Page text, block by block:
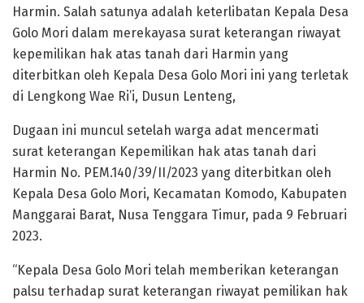
Harmin. Salah satunya adalah keterlibatan Kepala Desa
Golo Mori dalam merekayasa surat keterangan riwayat
kepemilikan hak atas tanah dari Harmin yang
diterbitkan oleh Kepala Desa Golo Mori ini yang terletak
di Lengkong Wae Ri’i, Dusun Lenteng,
Dugaan ini muncul setelah warga adat mencermati
surat keterangan Kepemilikan hak atas tanah dari
Harmin No. PEM.140/39/II/2023 yang diterbitkan oleh
Kepala Desa Golo Mori, Kecamatan Komodo, Kabupaten
Manggarai Barat, Nusa Tenggara Timur, pada 9 Februari
2023.
“Kepala Desa Golo Mori telah memberikan keterangan
palsu terhadap surat keterangan riwayat pemilikan hak